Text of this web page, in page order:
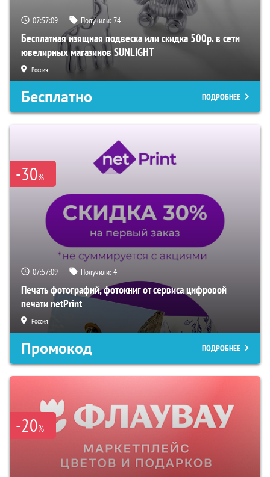
07:57:08 Получили:74
Бесплатная изящная подвеска или скидка 500р. в сети
ювелирных магазинов SUNLIGHT
Россия
Бесплатно ПОДРОБНЕЕ
-30%
07:57:08 Получили:4
Печать фотографий, фотокниг от сервиса цифровой
печати netPrint
Россия
Промокод ПОДРОБНЕЕ
-20%